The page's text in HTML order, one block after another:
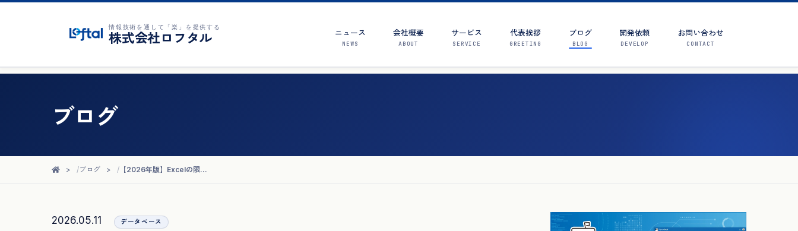
情報技術を通して「楽」を提供する
株式会社ロフタル ニュース
NEWS
会社概要
ABOUT
サービス
SERVICE
代表挨拶
GREETING
ブログ
BLOG
開発依頼
DEVELOP
お問い合わせ
CONTACT
ブログ
ブログ 【2026年版】Excelの限界｜最大行数・容量・速度の本当の上限と代替ツール3選
2026.05.11 データベース